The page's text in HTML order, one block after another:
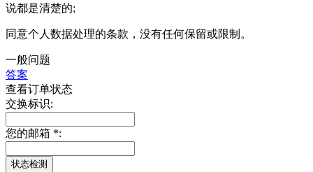
说都是清楚的;
同意个人数据处理的条款，没有任何保留或限制。
一般问题
答案
查看订单状态
交换标识:
您的邮箱 *: